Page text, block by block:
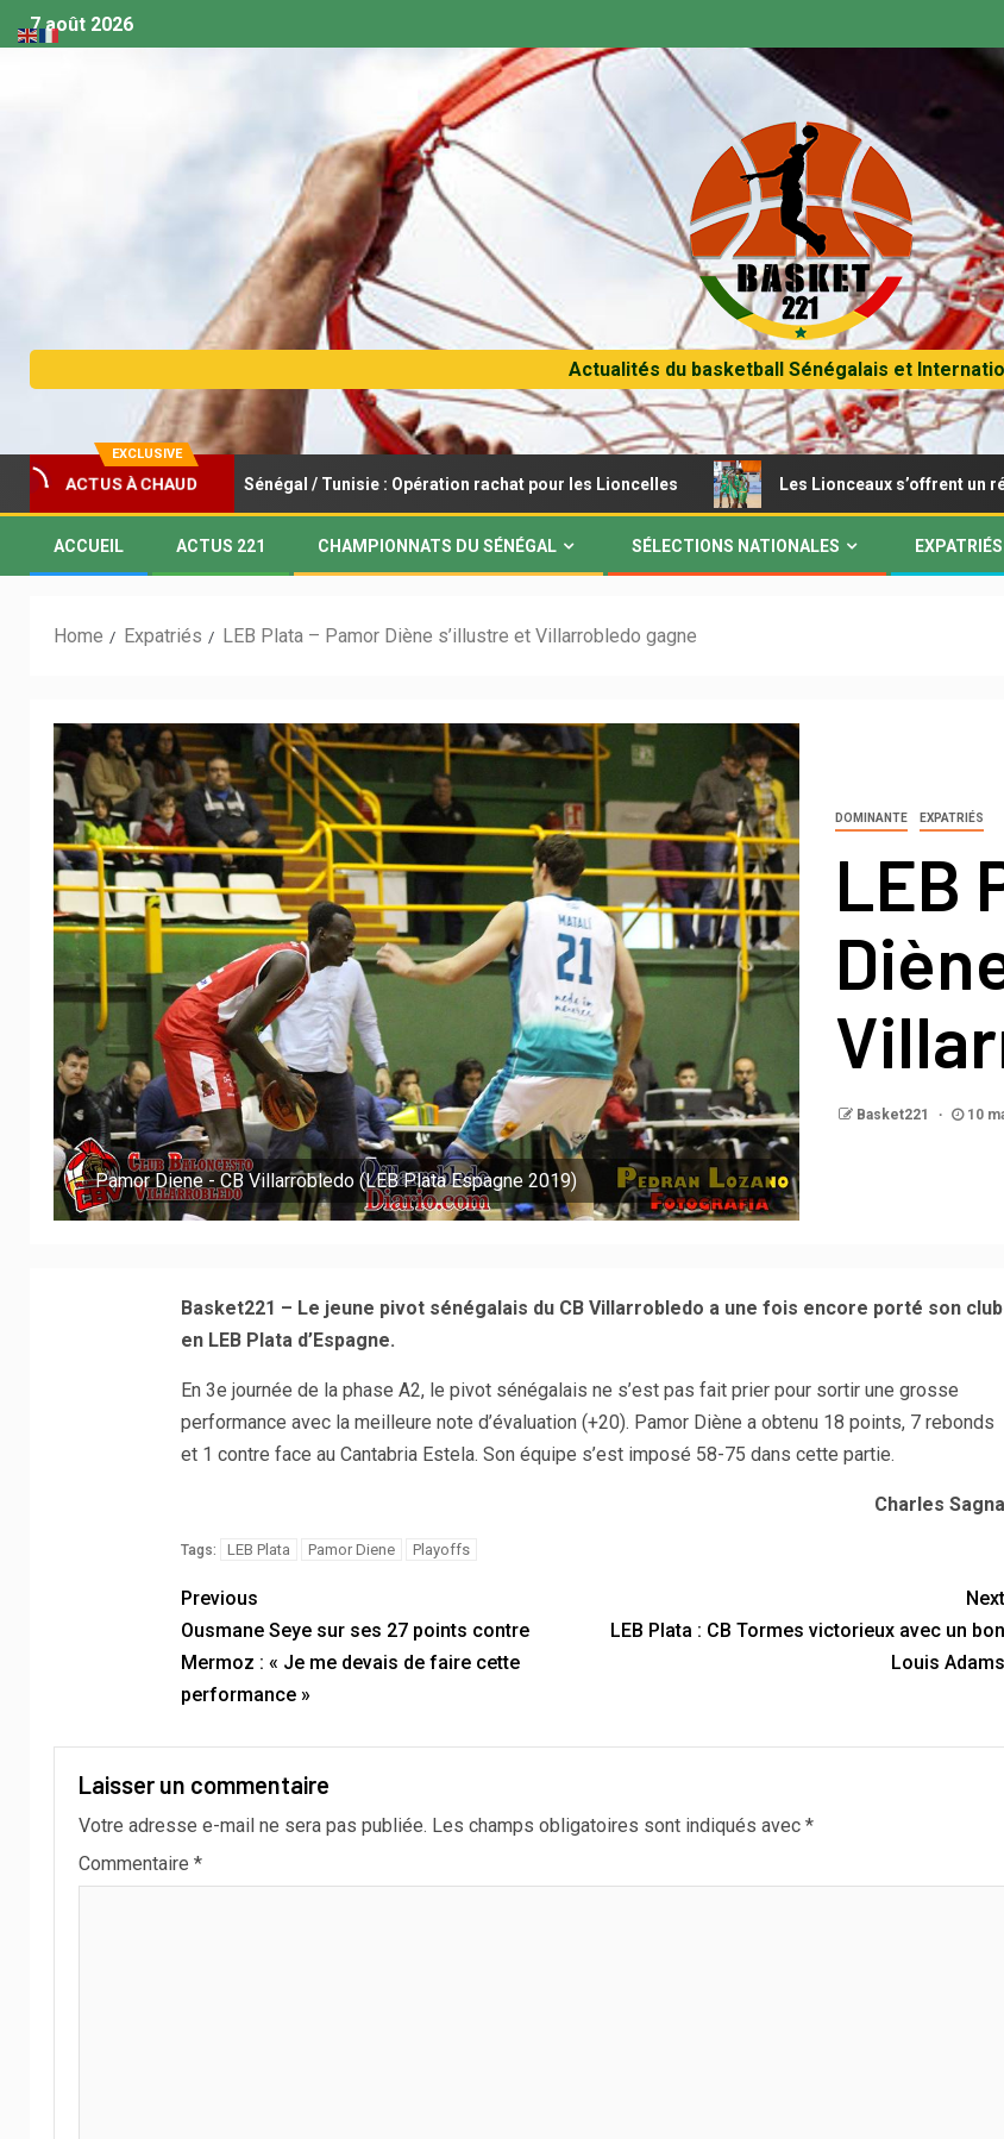
7 août 2026
Actualités du basketball Sénégalais et
EXCLUSIVE
ACTUS À CHAUD
féminin U18 – Sénégal / Tunisie : Opération rachat pour les Lioncelles Les Lionceaux s’offrent un récital
ACCUEIL ACTUS 221 CHAMPIONNATS DU SÉNÉGAL SÉLECTIONS NATIONALES EXPATRIÉS
Home Expatriés LEB Plata – Pamor Diène s’illustre et Villarrobledo gagne
Pamor Diene - CB Villarrobledo (LEB Plata Espagne 2019)
DOMINANTE EXPATRIÉS
LEB
Basket221 10
Basket221 – Le jeune pivot sénégalais du CB Villarrobledo a une fois encore porté son club
en LEB Plata d’Espagne.
En 3e journée de la phase A2, le pivot sénégalais ne s’est pas fait prier pour sortir une grosse
performance avec la meilleure note d’évaluation (+20). Pamor Diène a obtenu 18 points, 7 rebonds
et 1 contre face au Cantabria Estela. Son équipe s’est imposé 58-75 dans cette partie.
Charles Sagna
Tags: LEB Plata Pamor Diene Playoffs
Previous
Ousmane Seye sur ses 27 points contre
Mermoz : « Je me devais de faire cette
performance »
Next
LEB Plata : CB Tormes victorieux avec un bon
Louis Adams
Laisser un commentaire
Votre adresse e-mail ne sera pas publiée. Les champs obligatoires sont indiqués avec *
Commentaire *